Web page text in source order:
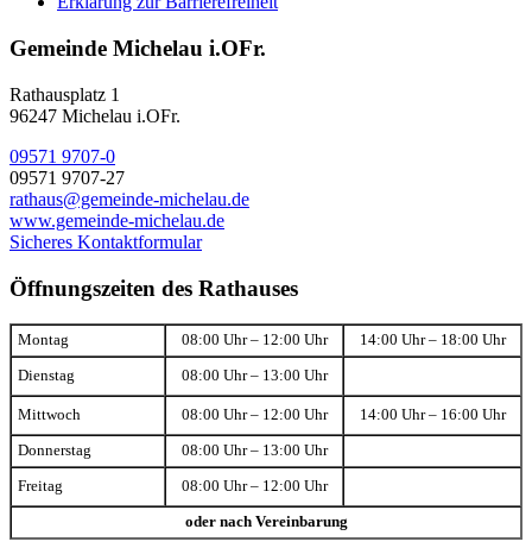
Gemeinde Michelau i.OFr.
Rathausplatz 1
96247 Michelau i.OFr.
09571 9707-0
09571 9707-27
rathaus@gemeinde-michelau.de
www.gemeinde-michelau.de
Sicheres Kontaktformular
Öffnungszeiten des Rathauses
Montag 08:00 Uhr – 12:00 Uhr 14:00 Uhr – 18:00 Uhr
Dienstag 08:00 Uhr – 13:00 Uhr
Mittwoch 08:00 Uhr – 12:00 Uhr 14:00 Uhr – 16:00 Uhr
Donnerstag 08:00 Uhr – 13:00 Uhr
Freitag 08:00 Uhr – 12:00 Uhr
oder nach Vereinbarung